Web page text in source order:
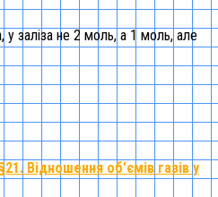
у заліза не 2 моль, а 1 моль, але
Відношення об’ємів газів у